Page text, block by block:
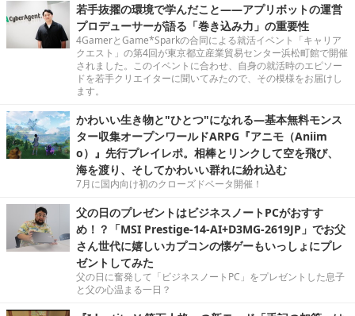
若手抜擢の環境で学んだこと――アプリボットの運営
プロデューサーが語る「巻き込み力」の重要性
4GamerとGame*Sparkの合同による就活イベント「キャリア
クエスト」の第4回が東京都立産業貿易センター浜松町館で開催
されました。このイベントに合わせ、自身の就活時のエピソー
ドを若手クリエイターに聞いてみたので、その模様をお届けし
ます。
かわいい生き物と"ひとつ"になれる―基本無料モンス
ター収集オープンワールドARPG『アニモ（Aniim
o）』先行プレイレポ。相棒とリンクして空を飛び、
海を渡り、そしてかわいい群れに紛れ込む
7月に国内向け初のクローズドベータ開催！
父の日のプレゼントはビジネスノートPCがおすす
め！？「MSI Prestige-14-AI+D3MG-2619JP」でお父
さん世代に嬉しいカプコンの懐ゲーもいっしょにプレ
ゼントしてみた
父の日に奮発して「ビジネスノートPC」をプレゼントした息子
と父の心温まる一日？